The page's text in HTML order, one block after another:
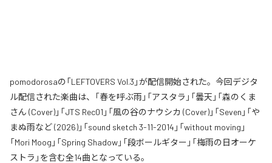
pomodorosaの「LEFTOVERS Vol.3」が配信開始された。今回デジタ
ル配信された楽曲は、「春を呼ぶ雨」「アスタラ」「曇天」「森のくま
さん (Cover)」「JTS Rec01」「風の谷のナウシカ (Cover)」「Seven」「や
まぬ雨など (2026)」「sound sketch 3-11-2014」「without moving」
「Mori Moog」「Spring Shadow」「段ボールギター」「梅雨の日オーケ
ストラ」を含む全14曲となっている。